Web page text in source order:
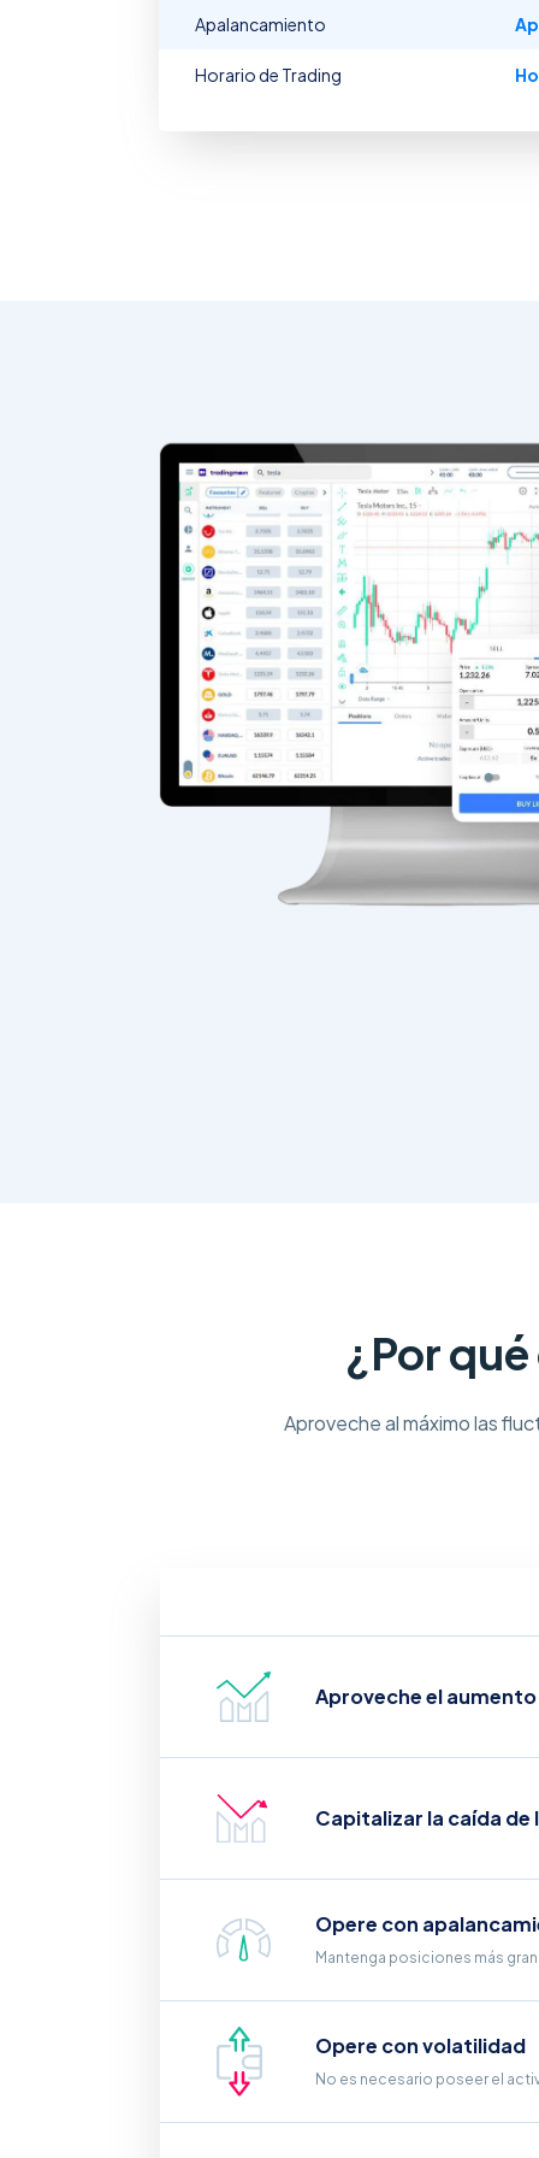
Apalancamiento
Horario de Trading
¿Por
Aproveche al máximo las
Aproveche el
Capitalizar la caída
Opere con
Mantenga posiciones más
Opere con volatilidad
No es necesario poseer el